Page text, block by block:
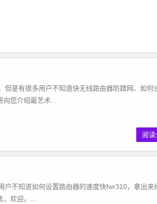
是有很多用户不知道快无线路由器防蹭网、如何
您介绍最艺术...
阅
不知道如何设置路由器的速度快fwr310，拿出来
欢迎。...